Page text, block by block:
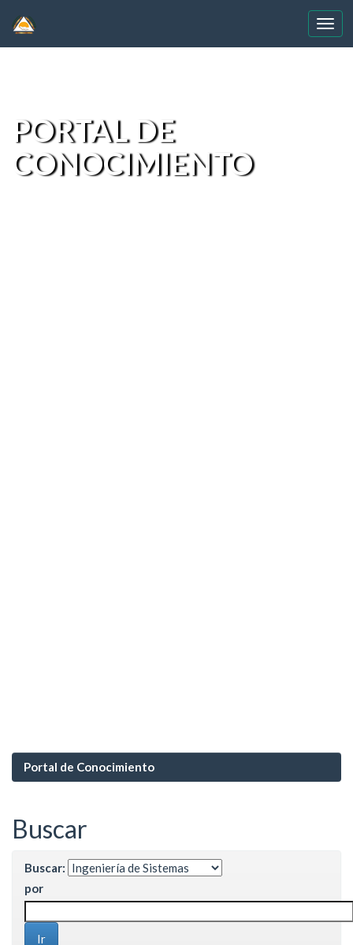
PORTAL DE
CONOCIMIENTO
Portal de Conocimiento
Buscar
Buscar:
por